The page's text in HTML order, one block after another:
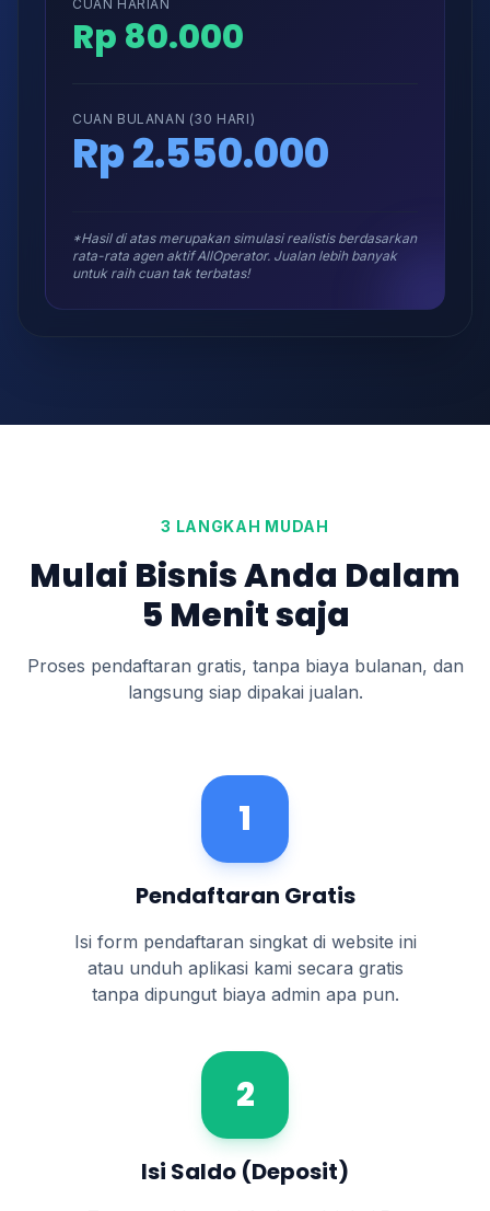
CUAN HARIAN
Rp 80.000
CUAN BULANAN (30 HARI)
Rp 2.550.000
*Hasil di atas merupakan simulasi realistis berdasarkan
rata-rata agen aktif AllOperator. Jualan lebih banyak
untuk raih cuan tak terbatas!
3 LANGKAH MUDAH
Mulai Bisnis Anda Dalam
5 Menit saja
Proses pendaftaran gratis, tanpa biaya bulanan, dan
langsung siap dipakai jualan.
1
Pendaftaran Gratis
Isi form pendaftaran singkat di website ini
atau unduh aplikasi kami secara gratis
tanpa dipungut biaya admin apa pun.
2
Isi Saldo (Deposit)